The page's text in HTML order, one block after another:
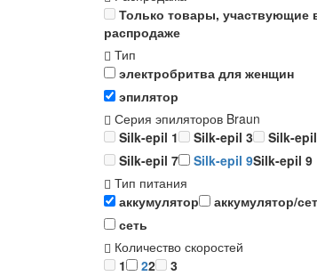
Только товары, участвующие
распродаже
Тип
электробритва для женщин
эпилятор
Серия эпиляторов Braun
Silk-epil 1
Silk-epil 3
Silk-
Silk-epil 7
Silk-epil 9Silk-epil 9
Тип питания
аккумулятор
аккумулятор/
сеть
Количество скоростей
1
22
3